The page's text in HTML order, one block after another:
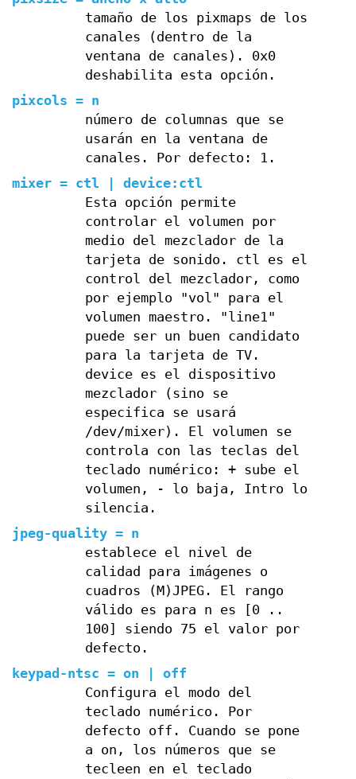
tamaño de los pixmaps de los
canales (dentro de la
ventana de canales). 0x0
deshabilita esta opción.
pixcols = n
número de columnas que se
usarán en la ventana de
canales. Por defecto: 1.
mixer = ctl | device:ctl
Esta opción permite
controlar el volumen por
medio del mezclador de la
tarjeta de sonido. ctl es el
control del mezclador, como
por ejemplo "vol" para el
volumen maestro. "line1"
puede ser un buen candidato
para la tarjeta de TV.
device es el dispositivo
mezclador (sino se
especifica se usará
/dev/mixer). El volumen se
controla con las teclas del
teclado numérico: + sube el
volumen, - lo baja, Intro lo
silencia.
jpeg-quality = n
establece el nivel de
calidad para imágenes o
cuadros (M)JPEG. El rango
válido es para n es [0 ..
100] siendo 75 el valor por
defecto.
keypad-ntsc = on | off
Configura el modo del
teclado numérico. Por
defecto off. Cuando se pone
a on, los números que se
tecleen en el teclado